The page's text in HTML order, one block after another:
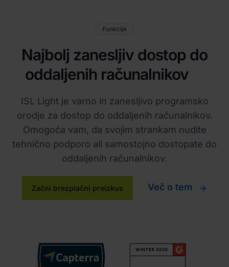
Funkcije
Najbolj zanesljiv dostop do
oddaljenih računalnikov
ISL Light je varno in zanesljivo programsko
orodje za dostop do oddaljenih računalnikov.
Omogoča vam, da svojim strankam nudite
tehnično podporo ali samostojno dostopate do
oddaljenih računalnikov.
Začni brezplačni preizkus Več o tem